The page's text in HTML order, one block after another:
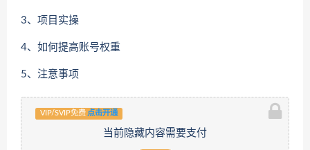
3、项目实操
4、如何提高账号权重
5、注意事项
VIP/SVIP免费 点击开通
当前隐藏内容需要支付